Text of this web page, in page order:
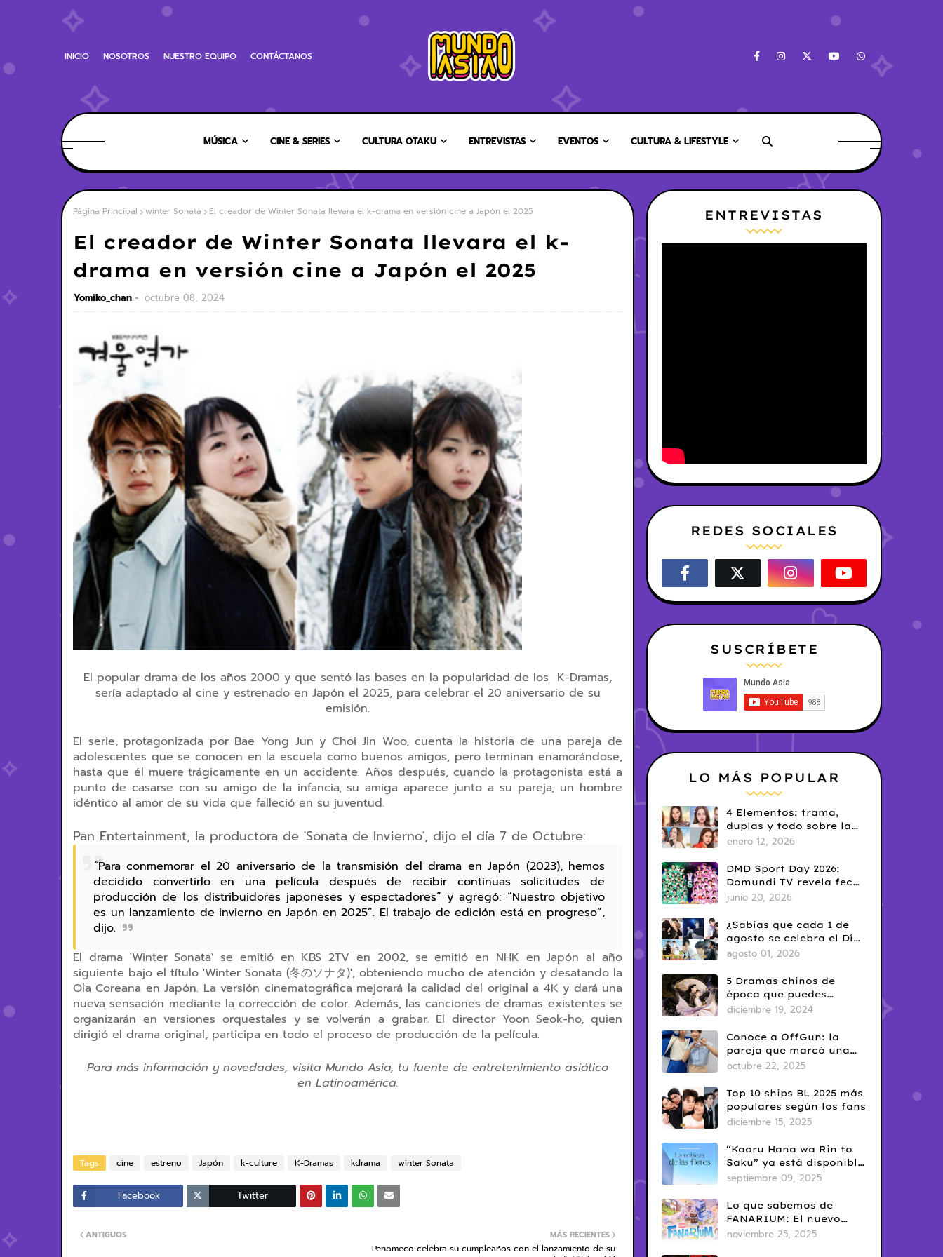
INICIO NOSOTROS NUESTRO EQUIPO CONTÁCTANOS
MÚSICA CINE & SERIES CULTURA OTAKU ENTREVISTAS EVENTOS CULTURA & LIFESTYLE
Página Principal winter Sonata El creador de Winter Sonata llevara el k-drama en versión cine a Japón el 2025
El creador de Winter Sonata llevara el k-
drama en versión cine a Japón el 2025
Yomiko_chan octubre 08, 2024
El popular drama de los años 2000 y que sentó las bases en la popularidad de los K-Dramas,
sería adaptado al cine y estrenado en Japón el 2025, para celebrar el 20 aniversario de su
emisión.
El serie, protagonizada por Bae Yong Jun y Choi Jin Woo, cuenta la historia de una pareja de
adolescentes que se conocen en la escuela como buenos amigos, pero terminan enamorándose,
hasta que él muere trágicamente en un accidente. Años después, cuando la protagonista está a
punto de casarse con su amigo de la infancia, su amiga aparece junto a su pareja, un hombre
idéntico al amor de su vida que falleció en su juventud.
Pan Entertainment, la productora de 'Sonata de Invierno', dijo el día 7 de Octubre:
“Para conmemorar el 20 aniversario de la transmisión del drama en Japón (2023), hemos
decidido convertirlo en una película después de recibir continuas solicitudes de
producción de los distribuidores japoneses y espectadores” y agregó: “Nuestro objetivo
es un lanzamiento de invierno en Japón en 2025”. El trabajo de edición está en progreso”,
dijo.
El drama 'Winter Sonata' se emitió en KBS 2TV en 2002, se emitió en NHK en Japón al año
siguiente bajo el título 'Winter Sonata (冬のソナタ)', obteniendo mucho de atención y desatando la
Ola Coreana en Japón. La versión cinematográfica mejorará la calidad del original a 4K y dará una
nueva sensación mediante la corrección de color. Además, las canciones de dramas existentes se
organizarán en versiones orquestales y se volverán a grabar. El director Yoon Seok-ho, quien
dirigió el drama original, participa en todo el proceso de producción de la película.
Para más información y novedades, visita Mundo Asia, tu fuente de entretenimiento asiático
en Latinoamérica.
Tags cine estreno Japón k-culture K-Dramas kdrama winter Sonata
Facebook Twitter
MÁS RECIENTES
Penomeco celebra su cumpleaños con el lanzamiento de su
ANTIGUOS
ENTREVISTAS
REDES SOCIALES
SUSCRÍBETE
LO MÁS POPULAR
4 Elementos: trama,
duplas y todo sobre la
saga GL antes de su
enero 12, 2026
DMD Sport Day 2026:
Domundi TV revela fecha
y temática
junio 20, 2026
¿Sabías que cada 1 de
agosto se celebra el Día
del Yaoi? Así nació una
conocidas del fandom
BL
agosto 01, 2026
5 Dramas chinos de
época que puedes
disfrutar en Netflix
diciembre 19, 2024
Conoce a OffGun: la
pareja que marcó una
era en el BL tailandés
octubre 22, 2025
Top 10 ships BL 2025 más
populares según los fans
diciembre 15, 2025
“Kaoru Hana wa Rin to
Saku” ya está disponible
en Netflix: romance
clásico
septiembre 09, 2025
Lo que sabemos de
FANARIUM: El nuevo
juego para celular de
noviembre 25, 2025